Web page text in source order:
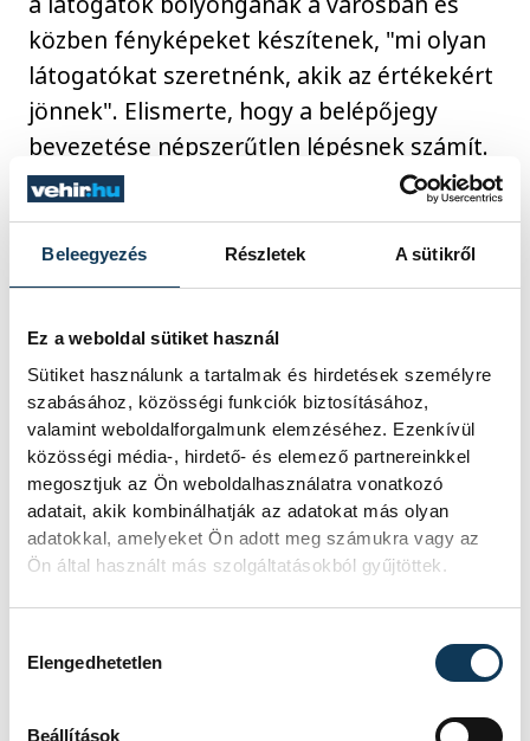
Beleegyezés Részletek A sütikről
Ez a weboldal sütiket használ
Sütiket használunk a tartalmak és hirdetések személyre
szabásához, közösségi funkciók biztosításához,
valamint weboldalforgalmunk elemzéséhez. Ezenkívül
közösségi média-, hirdető- és elemező partnereinkkel
megosztjuk az Ön weboldalhasználatra vonatkozó
adatait, akik kombinálhatják az adatokat más olyan
adatokkal, amelyeket Ön adott meg számukra vagy az
Ön által használt más szolgáltatásokból gyűjtöttek.
Elengedhetetlen
Beállítások
közben fényképeket készítenek, "mi olyan
látogatókat szeretnénk, akik az értékekért
jönnek". Elismerte, hogy a belépőjegy
bevezetése népszerűtlen lépésnek számít.
Lehetségesnek mondta, hogy később
ünnepnapokon megemelik a belépő árát.
Hangsúlyozta, hogy a következő tíz évre
Velencének 150 millió euró állami
támogatás áll rendelkezésére, miközben a
város fenntartása ennél jóval többe kerül.
A magas költségekre példaként említette,
hogy a csatornákban lévő cölöpöket
minden második évben le kell cserélni.
A minőségi idegenforgalommal
kapcsolatban hangoztatta, hogy Velence
tiszta és biztonságos város. Kamerákkal
felügyelik az utcákat, tereket,
rendőrség állományát, és a történelmi